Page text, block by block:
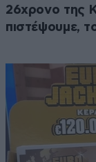
26χρονο της
πιστέψουμε,